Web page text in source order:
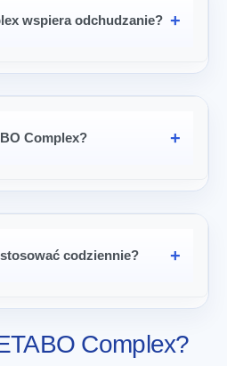
wspiera odchudzanie?
Complex?
codziennie?
Complex?